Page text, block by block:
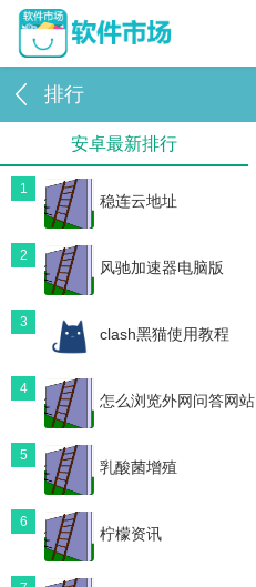
排行
安卓最新排行
1
稳连云地址
2
风驰加速器电脑版
3
clash黑猫使用教程
4
怎么浏览外网问答网站
5
乳酸菌增殖
6
柠檬资讯